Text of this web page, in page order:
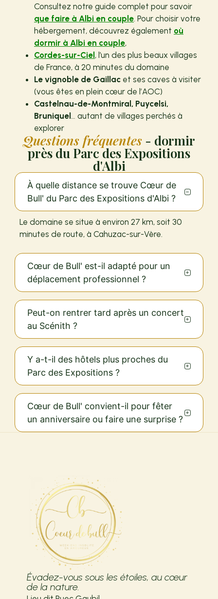
Consultez notre guide complet pour savoir
que faire à Albi en couple. Pour choisir votre
hébergement, découvrez également où
dormir à Albi en couple,
Cordes-sur-Ciel , l’un des plus beaux villages
de France, à 20 minutes du domaine
Le vignoble de Gaillac et ses caves à visiter
(vous êtes en plein cœur de l’AOC)
Castelnau-de-Montmiral, Puycelsi,
Bruniquel … autant de villages perchés à
explorer
Questions fréquentes - dormir
près du Parc des Expositions
d'Albi
À quelle distance se trouve Cœur de
Bull' du Parc des Expositions d'Albi ?
Le domaine se situe à environ 27 km, soit 30
minutes de route, à Cahuzac-sur-Vère.
Cœur de Bull' est-il adapté pour un
déplacement professionnel ?
Peut-on rentrer tard après un concert
au Scénith ?
Y a-t-il des hôtels plus proches du
Parc des Expositions ?
Cœur de Bull' convient-il pour fêter
un anniversaire ou faire une surprise ?
Évadez-vous sous les étoiles, au cœur
de la nature.